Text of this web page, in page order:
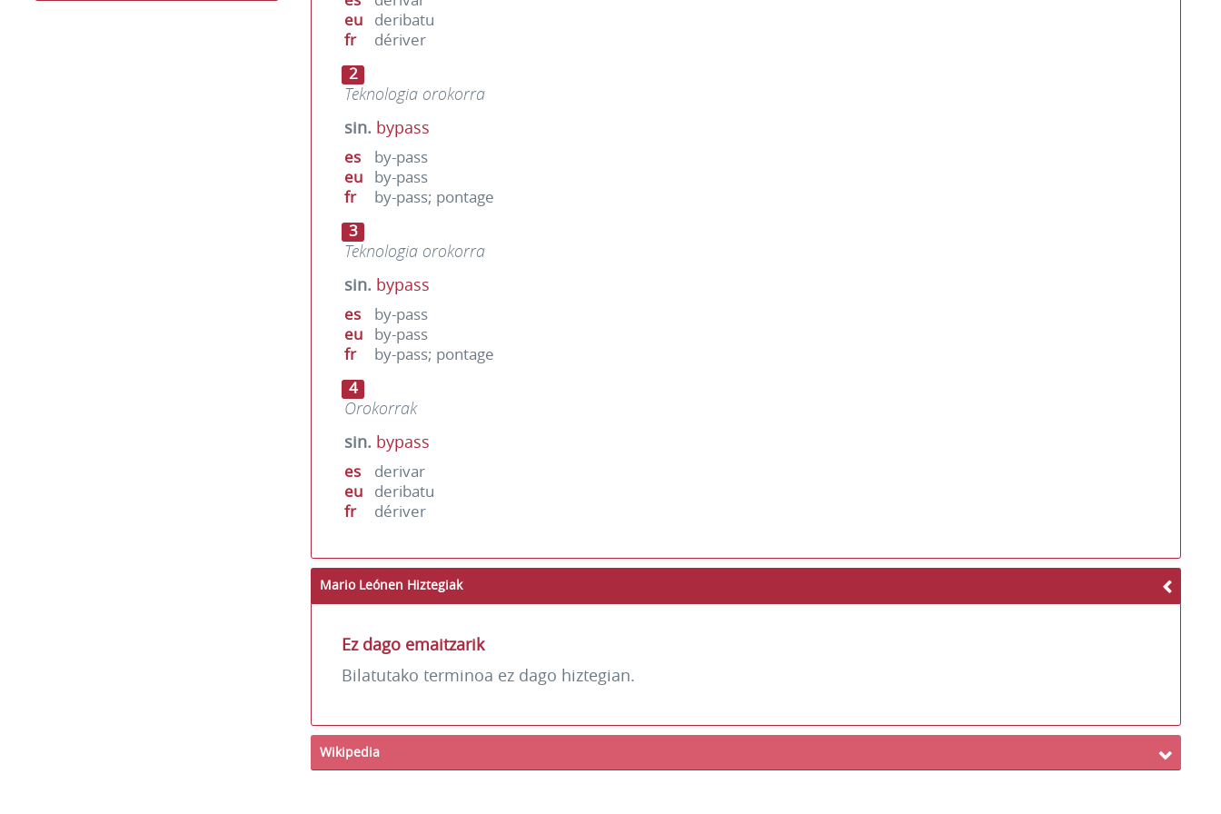
eu
deribatu
fr
dériver
2
Teknologia orokorra
sin. bypass
es
by-pass
eu
by-pass
fr
by-pass; pontage
3
Teknologia orokorra
sin. bypass
es
by-pass
eu
by-pass
fr
by-pass; pontage
4
Orokorrak
sin. bypass
es
derivar
eu
deribatu
fr
dériver
Mario Leónen Hiztegiak
Ez dago emaitzarik
Bilatutako terminoa ez dago hiztegian.
Wikipedia